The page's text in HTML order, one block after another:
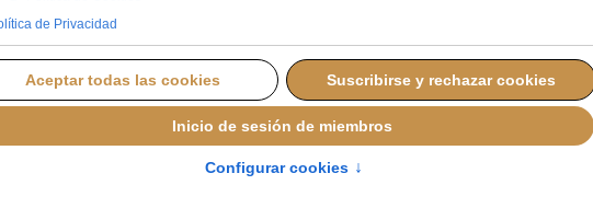
MIÉRCOLES, 08 ABRIL 2026 11:40